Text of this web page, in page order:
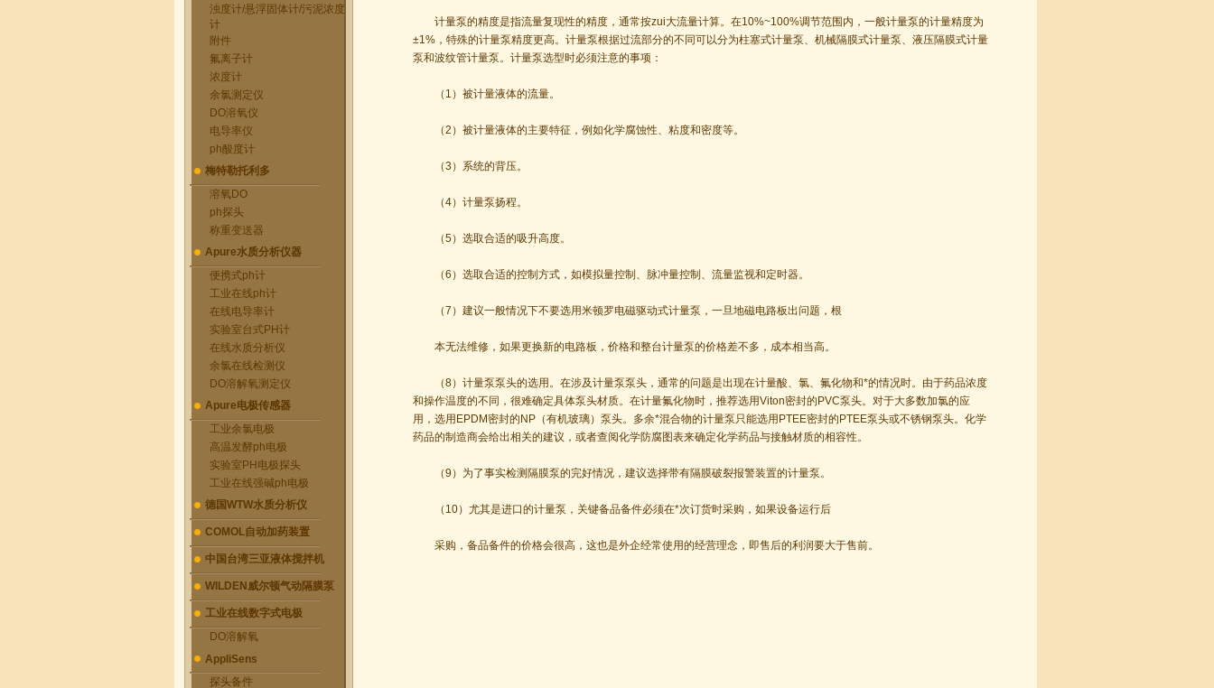
浊度计/悬浮固体计/污泥浓度
计
附件
氟离子计
浓度计
余氯测定仪
DO溶氧仪
电导率仪
ph酸度计
梅特勒托利多
溶氧DO
ph探头
称重变送器
Apure水质分析仪器
便携式ph计
工业在线ph计
在线电导率计
实验室台式PH计
在线水质分析仪
余氯在线检测仪
DO溶解氧测定仪
Apure电极传感器
工业余氯电极
高温发酵ph电极
实验室PH电极探头
工业在线强碱ph电极
德国WTW水质分析仪
COMOL自动加药装置
中国台湾三亚液体搅拌机
WILDEN威尔顿气动隔膜泵
工业在线数字式电极
DO溶解氧
AppliSens
探头备件
计量泵的精度是指流量复现性的精度，通常按zui大流量计算。在10%~100%调节范围内，一般计量泵的计量精度为
±1%，特殊的计量泵精度更高。计量泵根据过流部分的不同可以分为柱塞式计量泵、机械隔膜式计量泵、液压隔膜式计量
泵和波纹管计量泵。计量泵选型时必须注意的事项：
（1）被计量液体的流量。
（2）被计量液体的主要特征，例如化学腐蚀性、粘度和密度等。
（3）系统的背压。
（4）计量泵扬程。
（5）选取合适的吸升高度。
（6）选取合适的控制方式，如模拟量控制、脉冲量控制、流量监视和定时器。
（7）建议一般情况下不要选用米顿罗电磁驱动式计量泵，一旦地磁电路板出问题，根
本无法维修，如果更换新的电路板，价格和整台计量泵的价格差不多，成本相当高。
（8）计量泵泵头的选用。在涉及计量泵泵头，通常的问题是出现在计量酸、氯、氟化物和*的情况时。由于药品浓度
和操作温度的不同，很难确定具体泵头材质。在计量氟化物时，推荐选用Viton密封的PVC泵头。对于大多数加氯的应
用，选用EPDM密封的NP（有机玻璃）泵头。多余*混合物的计量泵只能选用PTEE密封的PTEE泵头或不锈钢泵头。化学
药品的制造商会给出相关的建议，或者查阅化学防腐图表来确定化学药品与接触材质的相容性。
（9）为了事实检测隔膜泵的完好情况，建议选择带有隔膜破裂报警装置的计量泵。
（10）尤其是进口的计量泵，关键备品备件必须在*次订货时采购，如果设备运行后
采购，备品备件的价格会很高，这也是外企经常使用的经营理念，即售后的利润要大于售前。